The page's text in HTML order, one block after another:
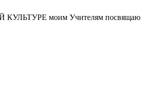
моим Учителям посвящаю